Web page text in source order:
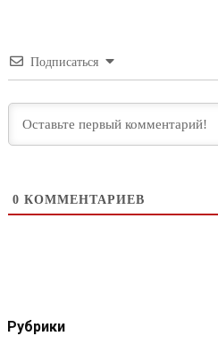
Подписаться
0 КОММЕНТАРИЕВ
Рубрики